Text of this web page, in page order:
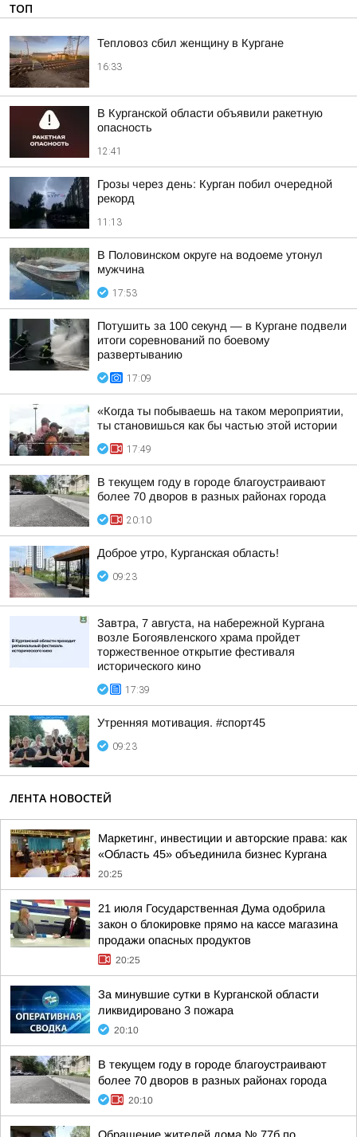
ТОП
Тепловоз сбил женщину в Кургане
16:33
В Курганской области объявили ракетную
опасность
12:41
Грозы через день: Курган побил очередной
рекорд
11:13
В Половинском округе на водоеме утонул
мужчина
17:53
Потушить за 100 секунд — в Кургане подвели
итоги соревнований по боевому
развертыванию
17:09
«Когда ты побываешь на таком мероприятии,
ты становишься как бы частью этой истории
17:49
В текущем году в городе благоустраивают
более 70 дворов в разных районах города
20:10
Доброе утро, Курганская область!
09:23
Завтра, 7 августа, на набережной Кургана
возле Богоявленского храма пройдет
торжественное открытие фестиваля
исторического кино
17:39
Утренняя мотивация. #спорт45
09:23
ЛЕНТА НОВОСТЕЙ
Маркетинг, инвестиции и авторские права: как
«Область 45» объединила бизнес Кургана
20:25
21 июля Государственная Дума одобрила
закон о блокировке прямо на кассе магазина
продажи опасных продуктов
20:25
За минувшие сутки в Курганской области
ликвидировано 3 пожара
20:10
В текущем году в городе благоустраивают
более 70 дворов в разных районах города
20:10